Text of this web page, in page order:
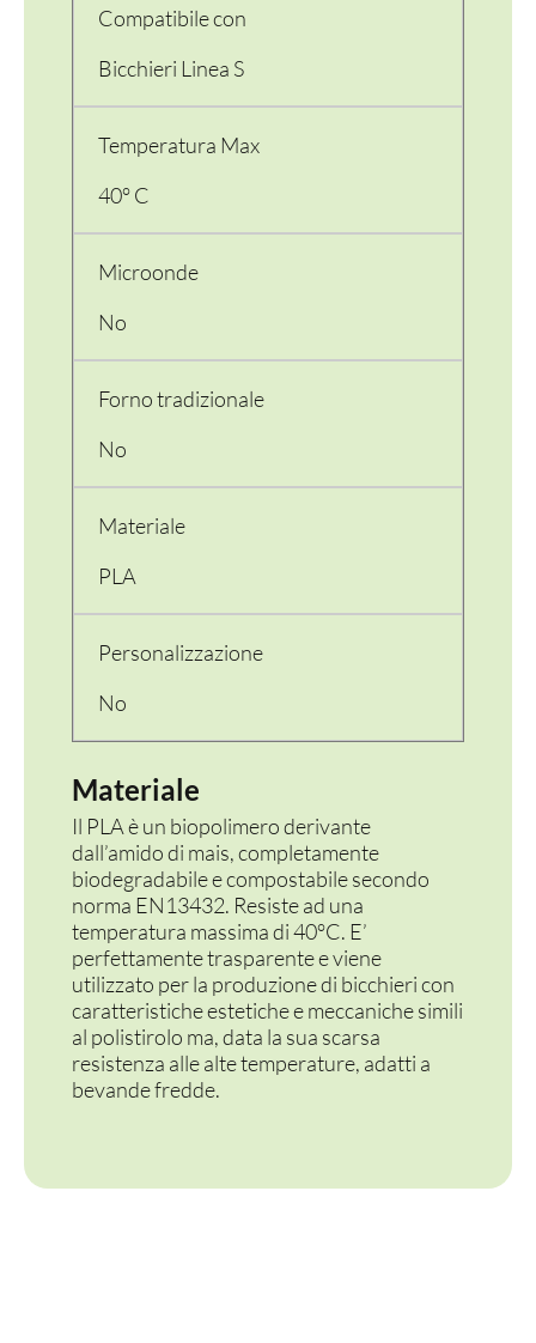
CONTENITORI E ASPORTO
FINGER E GELATO
VASSOI E COTTURA
TERMOSALDABILI
PERSONALIZZATI
Compatibile con
Bicchieri Linea S
Temperatura Max
40° C
Microonde
No
Forno tradizionale
No
Materiale
PLA
Personalizzazione
No
Materiale
Il PLA è un biopolimero derivante
dall’amido di mais, completamente
biodegradabile e compostabile secondo
norma EN13432. Resiste ad una
temperatura massima di 40°C. E’
perfettamente trasparente e viene
utilizzato per la produzione di bicchieri con
caratteristiche estetiche e meccaniche simili
al polistirolo ma, data la sua scarsa
resistenza alle alte temperature, adatti a
bevande fredde.